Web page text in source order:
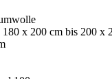
x 200 cm bis 200 x